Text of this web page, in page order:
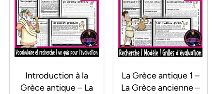
Introduction à la
Grèce antique – La
La Grèce antique 1 –
La Grèce ancienne –